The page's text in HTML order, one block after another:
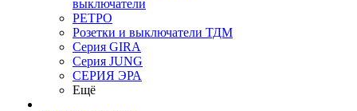
выключатели
РЕТРО
Розетки и выключатели ТДМ
Серия GIRA
Серия JUNG
СЕРИЯ ЭРА
Ещё